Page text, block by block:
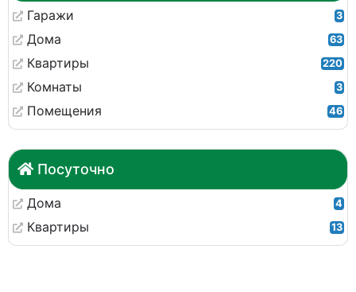
Гаражи 3
Дома 63
Квартиры 220
Комнаты 3
Помещения 46
Посуточно
Дома 4
Квартиры 13